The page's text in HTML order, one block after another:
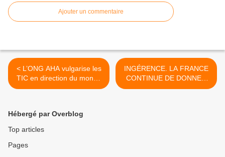
Ajouter un commentaire
< L’ONG AHA vulgarise les
TIC en direction du monde
rurale.
INGÉRENCE. LA FRANCE
CONTINUE DE DONNER
DU CRÉDIT À DÉBY >
Hébergé par Overblog
Top articles
Pages